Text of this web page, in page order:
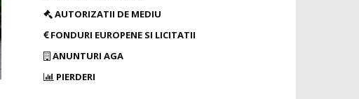
AUTORIZATII DE MEDIU
FONDURI EUROPENE SI LICITATII
ANUNTURI AGA
PIERDERI